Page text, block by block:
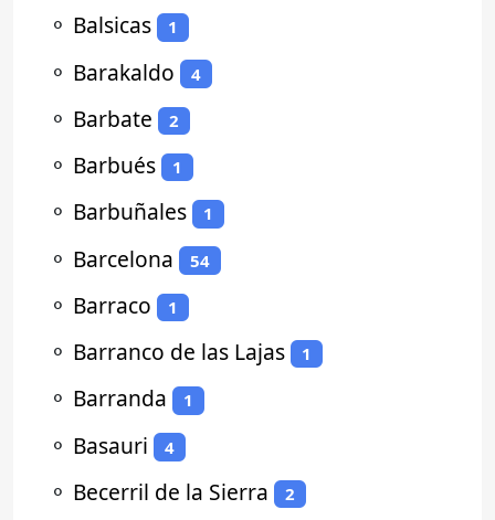
⚬ Balsicas 1
⚬ Barakaldo 4
⚬ Barbate 2
⚬ Barbués 1
⚬ Barbuñales 1
⚬ Barcelona 54
⚬ Barraco 1
⚬ Barranco de las Lajas 1
⚬ Barranda 1
⚬ Basauri 4
⚬ Becerril de la Sierra 2